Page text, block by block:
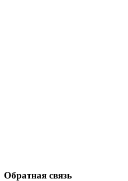
Обратная связь